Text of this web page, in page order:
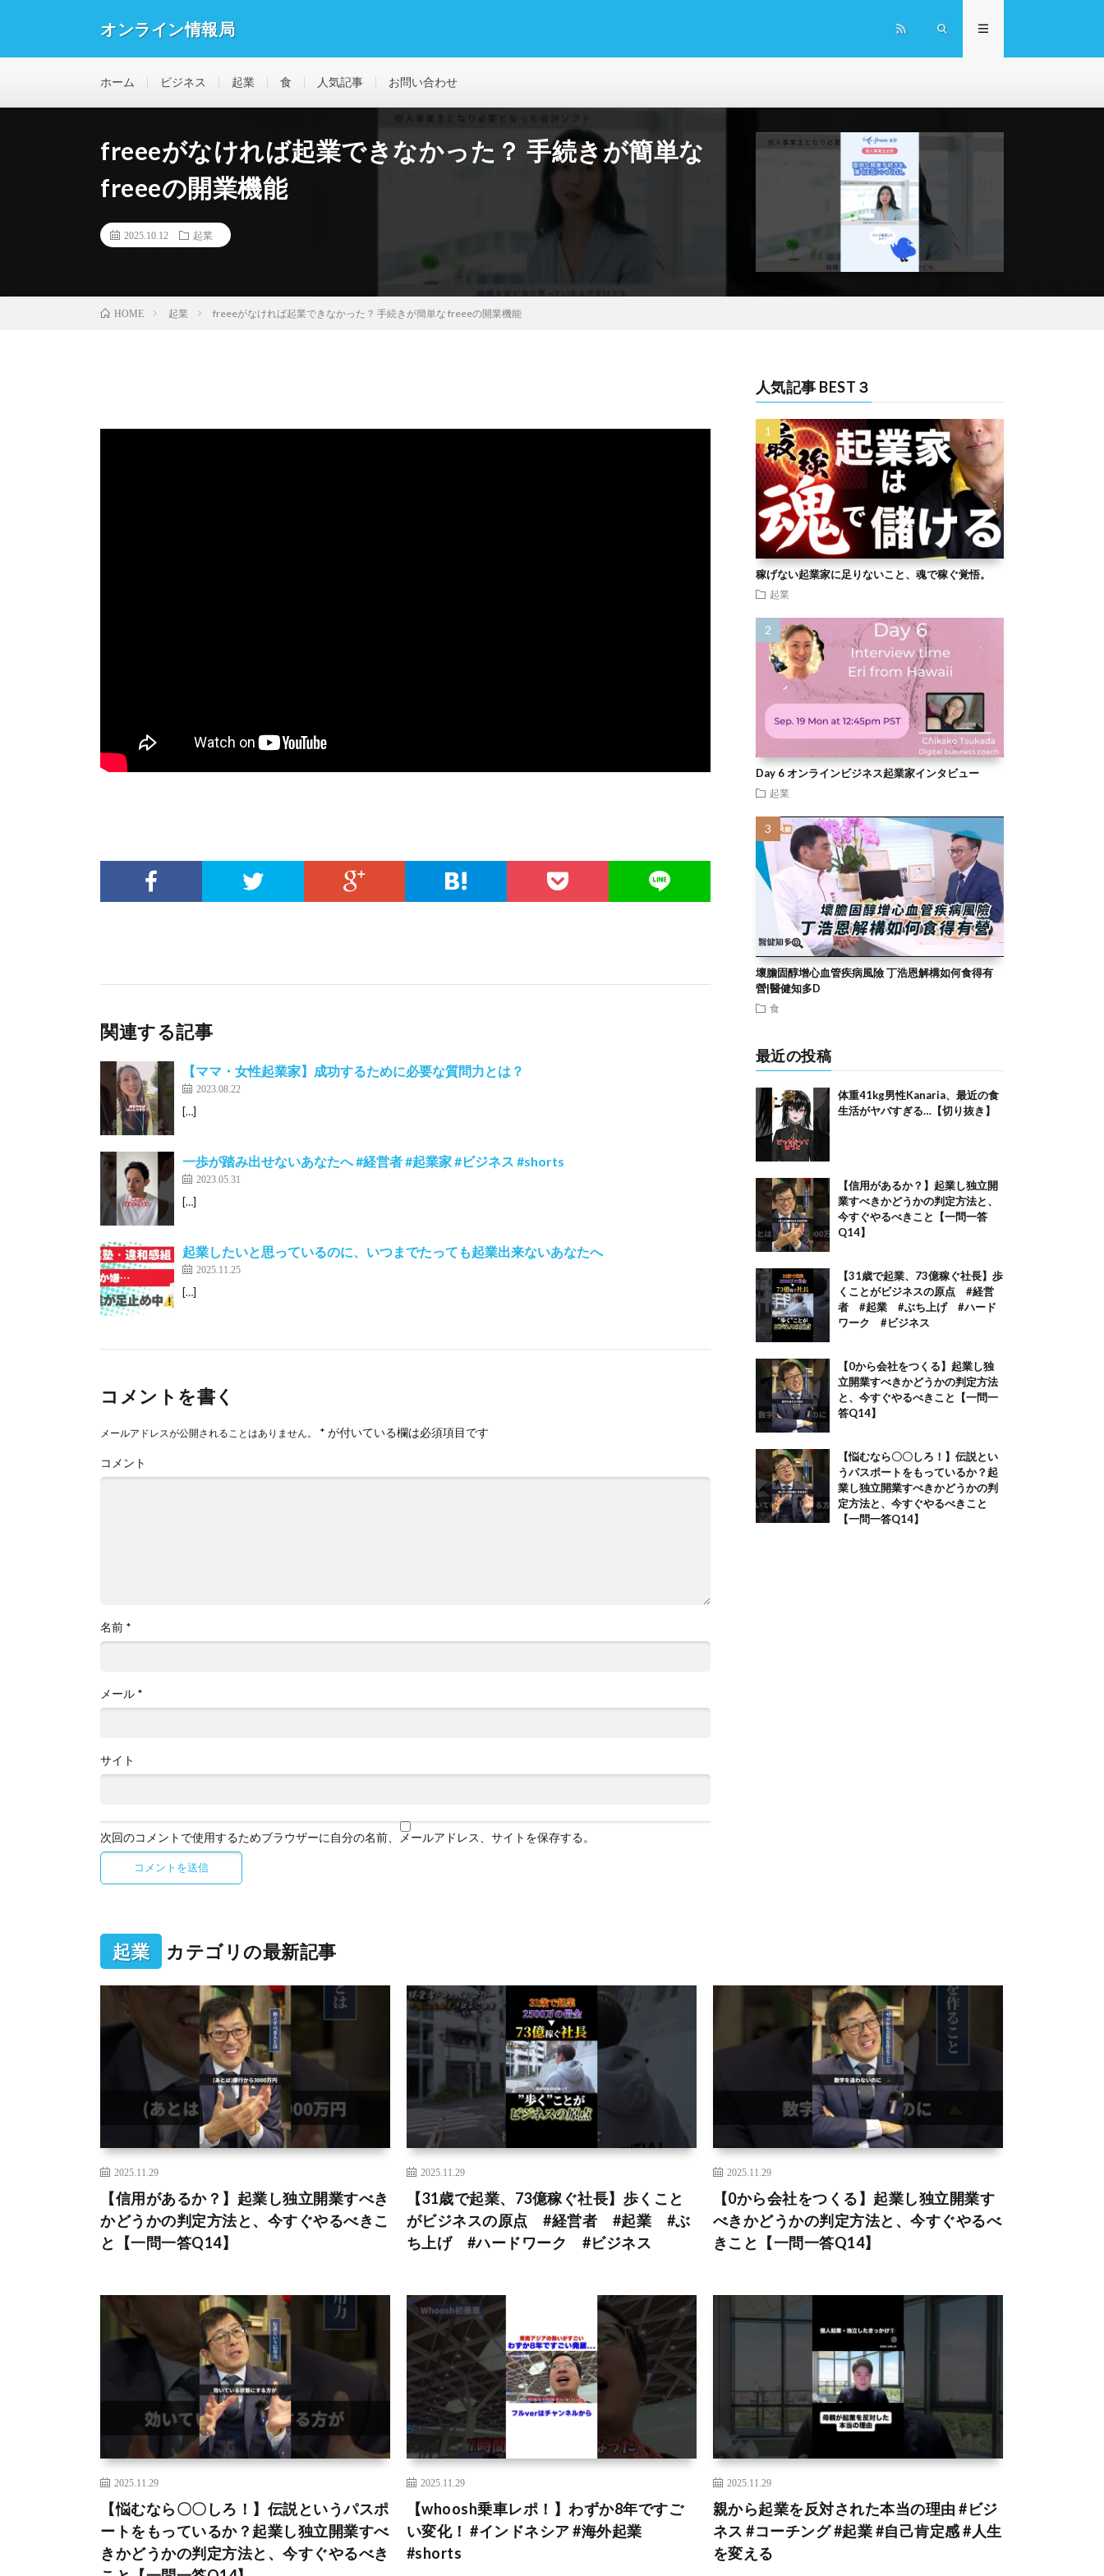
オンライン情報局
ホーム ビジネス 起業 食 人気記事 お問い合わせ
freeeがなければ起業できなかった？ 手続きが簡単な
freeeの開業機能
2025.10.12 起業
HOME 起業 freeeがなければ起業できなかった？ 手続きが簡単な freeeの開業機能
関連する記事
【ママ・女性起業家】成功するために必要な質問力とは？
2023.08.22
[…]
一歩が踏み出せないあなたへ #経営者 #起業家 #ビジネス #shorts
2023.05.31
[…]
起業したいと思っているのに、いつまでたっても起業出来ないあなたへ
2025.11.25
[…]
コメントを書く
メールアドレスが公開されることはありません。 * が付いている欄は必須項目です
コメント
名前 *
メール *
サイト
次回のコメントで使用するためブラウザーに自分の名前、メールアドレス、サイトを保存する。
人気記事 BEST３
稼げない起業家に足りないこと、魂で稼ぐ覚悟。
起業
Day 6 オンラインビジネス起業家インタビュー
起業
壞膽固醇增心血管疾病風險 丁浩恩解構如何食得有
營|醫健知多D
食
最近の投稿
体重41kg男性Kanaria、最近の食
生活がヤバすぎる…【切り抜き】
【信用があるか？】起業し独立開
業すべきかどうかの判定方法と、
今すぐやるべきこと【一問一答
Q14】
【31歳で起業、73億稼ぐ社長】歩
くことがビジネスの原点 #経営
者 #起業 #ぶち上げ #ハード
ワーク #ビジネス
【0から会社をつくる】起業し独
立開業すべきかどうかの判定方法
と、今すぐやるべきこと【一問一
答Q14】
【悩むなら〇〇しろ！】伝説とい
うパスポートをもっているか？起
業し独立開業すべきかどうかの判
定方法と、今すぐやるべきこと
【一問一答Q14】
起業 カテゴリの最新記事
2025.11.29
【信用があるか？】起業し独立開業すべき
かどうかの判定方法と、今すぐやるべきこ
と【一問一答Q14】
2025.11.29
【31歳で起業、73億稼ぐ社長】歩くこと
がビジネスの原点 #経営者 #起業 #ぶ
ち上げ #ハードワーク #ビジネス
2025.11.29
【0から会社をつくる】起業し独立開業す
べきかどうかの判定方法と、今すぐやるべ
きこと【一問一答Q14】
2025.11.29
【悩むなら〇〇しろ！】伝説というパスポ
ートをもっているか？起業し独立開業すべ
きかどうかの判定方法と、今すぐやるべき
2025.11.29
【whoosh乗車レポ！】わずか8年ですご
い変化！ #インドネシア #海外起業
#shorts
2025.11.29
親から起業を反対された本当の理由 #ビジ
ネス #コーチング #起業 #自己肯定感 #人生
を変える